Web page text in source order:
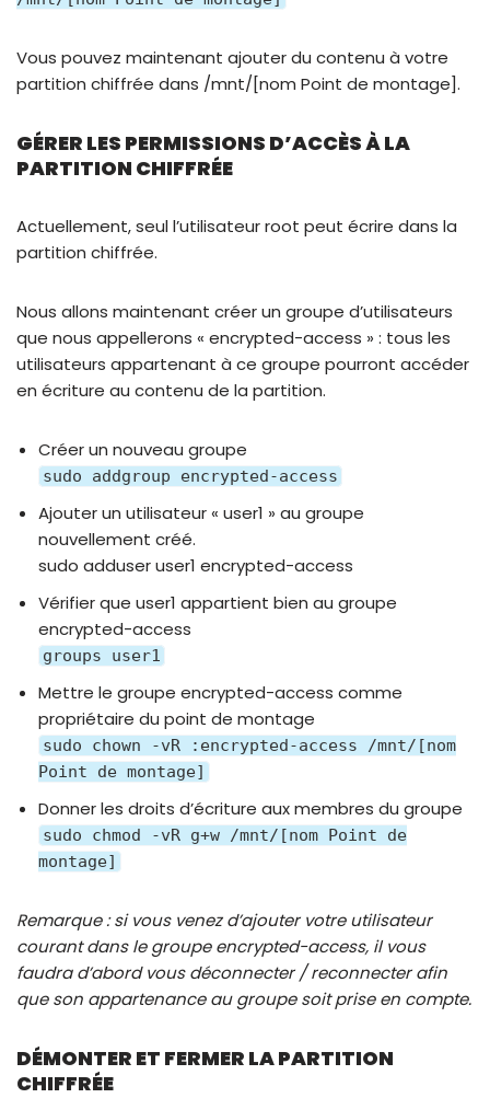
Vous pouvez maintenant ajouter du contenu à votre
partition chiffrée dans /mnt/[nom Point de montage].
GÉRER LES PERMISSIONS D’ACCÈS À LA
PARTITION CHIFFRÉE
Actuellement, seul l’utilisateur root peut écrire dans la
partition chiffrée.
Nous allons maintenant créer un groupe d’utilisateurs
que nous appellerons « encrypted-access » : tous les
utilisateurs appartenant à ce groupe pourront accéder
en écriture au contenu de la partition.
Créer un nouveau groupe
sudo addgroup encrypted-access
Ajouter un utilisateur « user1 » au groupe
nouvellement créé.
sudo adduser user1 encrypted-access
Vérifier que user1 appartient bien au groupe
encrypted-access
groups user1
Mettre le groupe encrypted-access comme
propriétaire du point de montage
sudo chown -vR :encrypted-access /mnt/[nom
Point de montage]
Donner les droits d’écriture aux membres du groupe
sudo chmod -vR g+w /mnt/[nom Point de
montage]
Remarque : si vous venez d’ajouter votre utilisateur
courant dans le groupe encrypted-access, il vous
faudra d’abord vous déconnecter / reconnecter afin
que son appartenance au groupe soit prise en compte.
DÉMONTER ET FERMER LA PARTITION
CHIFFRÉE